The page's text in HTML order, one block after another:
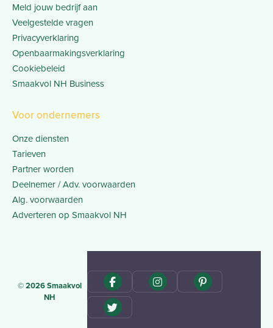
Meld jouw bedrijf aan
Veelgestelde vragen
Privacyverklaring
Openbaarmakingsverklaring
Cookiebeleid
Smaakvol NH Business
Voor ondernemers
Onze diensten
Tarieven
Partner worden
Deelnemer / Adv. voorwaarden
Alg. voorwaarden
Adverteren op Smaakvol NH
© 2026 Smaakvol
NH